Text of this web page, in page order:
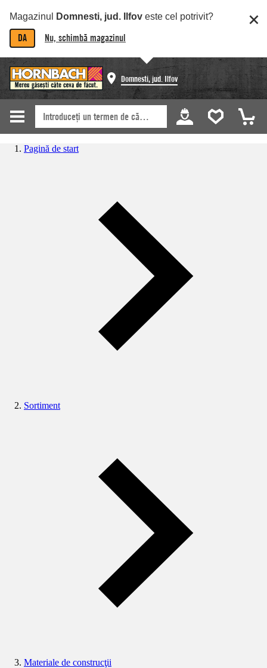
Magazinul Domnesti, jud. Ilfov este cel potrivit?
DA Nu, schimbă magazinul
Domnesti, jud. Ilfov
Pagină de start
Sortiment
Materiale de construcţii